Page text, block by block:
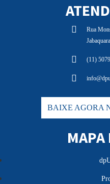
Rua
(11)
BAIXE AGORA
MAPA